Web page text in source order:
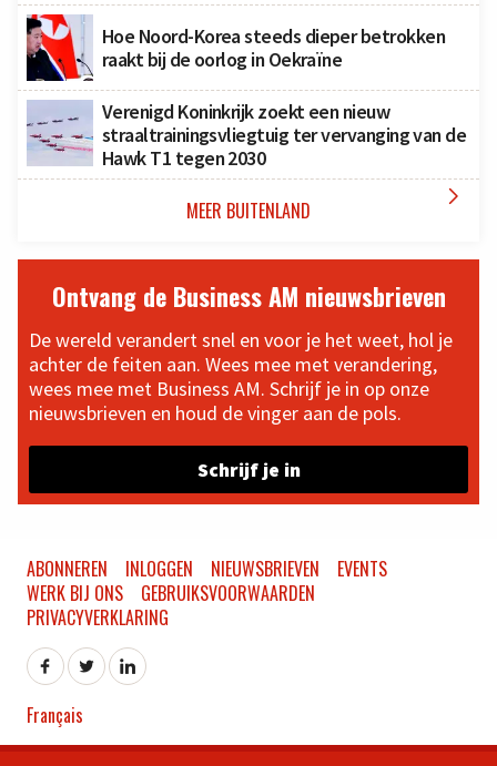
Hoe Noord-Korea steeds dieper betrokken
raakt bij de oorlog in Oekraïne
Verenigd Koninkrijk zoekt een nieuw
straaltrainingsvliegtuig ter vervanging van de
Hawk T1 tegen 2030
MEER BUITENLAND 
Ontvang de Business AM nieuwsbrieven
De wereld verandert snel en voor je het weet, hol je
achter de feiten aan. Wees mee met verandering,
wees mee met Business AM. Schrijf je in op onze
nieuwsbrieven en houd de vinger aan de pols.
Schrijf je in
ABONNEREN INLOGGEN NIEUWSBRIEVEN
EVENTS
WERK BIJ ONS
GEBRUIKSVOORWAARDEN
PRIVACYVERKLARING
Français